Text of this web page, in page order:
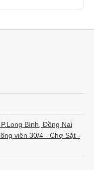
Bình, Đồng Nai
viên 30/4 - Chợ Sặt -